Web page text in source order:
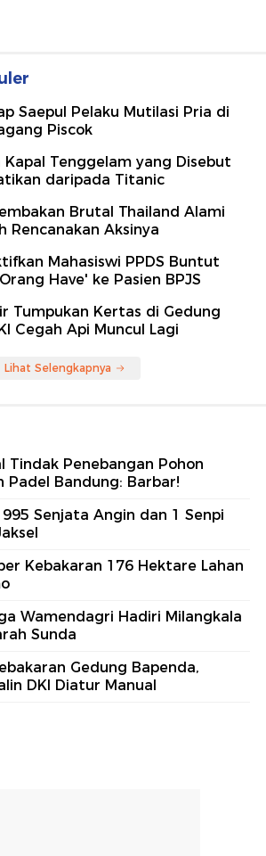
Saepul Pelaku Mutilasi Pria di
Piscok
Kapal Tenggelam yang Disebut
daripada Titanic
Brutal Thailand Alami
Rencanakan Aksinya
Mahasiswi PPDS Buntut
Have' ke Pasien BPJS
Tumpukan Kertas di Gedung
Cegah Api Muncul Lagi
Lihat Selengkapnya
Tindak Penebangan Pohon
Padel Bandung: Barbar!
Senjata Angin dan 1 Senpi
Kebakaran 176 Hektare Lahan
Wamendagri Hadiri Milangkala
Sunda
Gedung Bapenda,
DKI Diatur Manual